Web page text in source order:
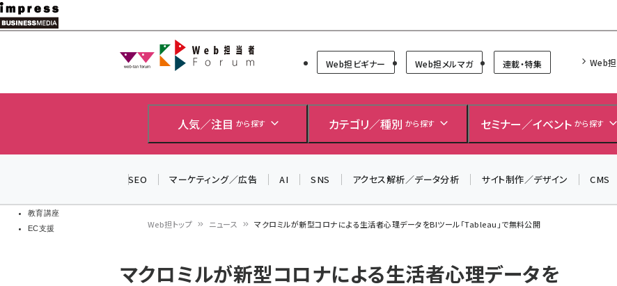
メ
イ
教育講座
EC支援
Web担当者Forum
Web担ビギナー Web担メルマガ 連載・特集 Web
人気／注目 から探す カテゴリ／種別 から探す セミナー／イベント から探す
SEO マーケティング／広告 AI SNS アクセス解析／データ分析 サイト制作／デザイン CMS
ン
Web担トップ ニュース マクロミルが新型コロナによる生活者心理データをBIツール「Tableau」で無料公開
マクロミルが新型コロナによる生活者心理データを
生成AIをマーケティング等に活用するための考え方を学べ
るセミナーイベント「生成AI × マーケティング フォーラム
2026」開催！
▼申し込みはこちらから▼